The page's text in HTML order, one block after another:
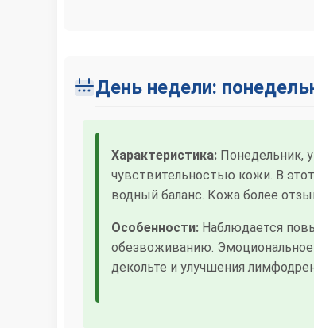
День недели:
Характеристика: Понедельник,
чувствительностью кожи. В
водный баланс. Кожа более
Особенности: Наблюдается
обезвоживанию. Эмоциональное
декольте и улучшения